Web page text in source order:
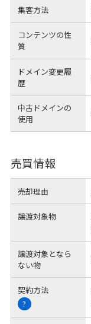
集客方法
コンテンツの性
質
ドメイン変更履
歴
中古ドメインの
使用
売買情報
売却理由
譲渡対象物
譲渡対象となら
ない物
契約方法
?